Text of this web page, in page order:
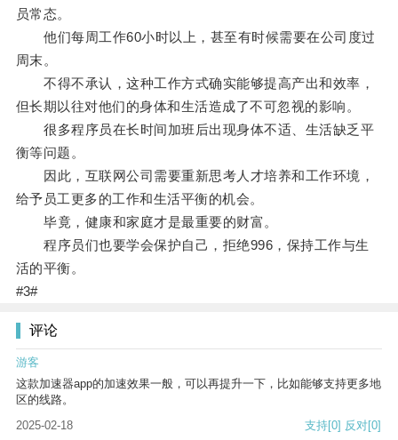
员常态。
他们每周工作60小时以上，甚至有时候需要在公司度过
周末。
不得不承认，这种工作方式确实能够提高产出和效率，
但长期以往对他们的身体和生活造成了不可忽视的影响。
很多程序员在长时间加班后出现身体不适、生活缺乏平
衡等问题。
因此，互联网公司需要重新思考人才培养和工作环境，
给予员工更多的工作和生活平衡的机会。
毕竟，健康和家庭才是最重要的财富。
程序员们也要学会保护自己，拒绝996，保持工作与生
活的平衡。
#3#
评论
游客
这款加速器app的加速效果一般，可以再提升一下，比如能够支持更多地
区的线路。
2025-02-18
支持[0] 反对[0]